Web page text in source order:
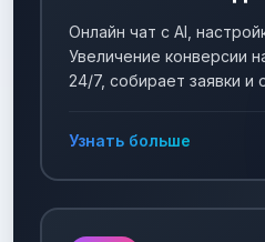
Онлайн чат с AI,
Увеличение конверсии
24/7, собирает заявки и
Узнать больше